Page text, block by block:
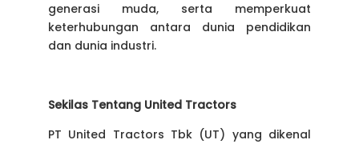
generasi muda, serta memperkuat
keterhubungan antara dunia pendidikan
dan dunia industri.
Sekilas Tentang United Tractors
PT United Tractors Tbk (UT) yang dikenal